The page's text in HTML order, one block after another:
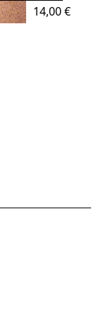
Prix
14,00 €